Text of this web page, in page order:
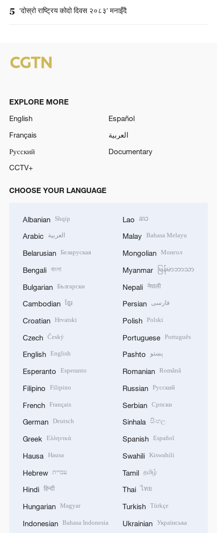
5 ‘दोस्रो राष्ट्रिय कोदो दिवस २०८३’ मनाइँदै
EXPLORE MORE
English
Español
Français
العربية
Русский
Documentary
CCTV+
CHOOSE YOUR LANGUAGE
Albanian Shqip
Arabic العربية
Belarusian Беларуская
Bengali বাংলা
Bulgarian Български
Cambodian ខ្មែរ
Croatian Hrvatski
Czech Český
English English
Esperanto Esperanto
Filipino Filipino
French Français
German Deutsch
Greek Ελληνικά
Hausa Hausa
Hebrew עברית
Hindi हिन्दी
Hungarian Magyar
Indonesian Bahasa Indonesia
Lao ລາວ
Malay Bahasa Melayu
Mongolian Монгол
Myanmar မြန်မာဘာသာ
Nepali नेपाली
Persian فارسی
Polish Polski
Portuguese Português
Pashto پښتو
Romanian Română
Russian Русский
Serbian Српски
Sinhala සිංහල
Spanish Español
Swahili Kiswahili
Tamil தமிழ்
Thai ไทย
Turkish Türkçe
Ukrainian Українська